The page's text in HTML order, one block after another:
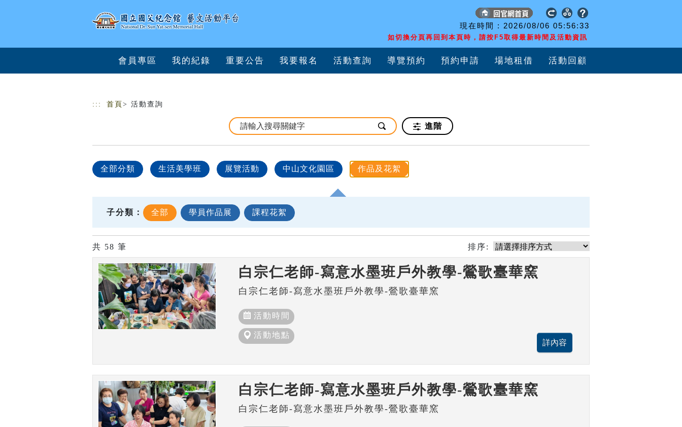
現在時間 : 2026/08/06 05:56:34
如切換分頁再回到本頁時，請按F5取得最新時間及活動資訊
會員專區 我的紀錄 重要公告 我要報名 活動查詢 導覽預約 預約申請 場地租借 活動回顧
::: 首頁 > 活動查詢
進階
全部分類 生活美學班 展覽活動 中山文化園區 作品及花絮
子分類： 全部 學員作品展 課程花絮
共 58 筆 排序:
白宗仁老師-寫意水墨班戶外教學-鶯歌臺華窯
白宗仁老師-寫意水墨班戶外教學-鶯歌臺華窯
活動時間
活動地點
白宗仁老師-寫意水墨班戶外教學-鶯歌臺華窯
白宗仁老師-寫意水墨班戶外教學-鶯歌臺華窯